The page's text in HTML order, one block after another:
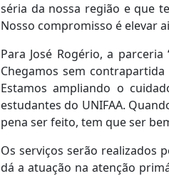
séria da nossa região e que
Nosso compromisso é elevar
Para José Rogério, a
Chegamos sem
Estamos ampliando o
estudantes do UNIFAA.
pena ser feito, tem que ser
Os serviços serão realizados
dá a atuação na atenção